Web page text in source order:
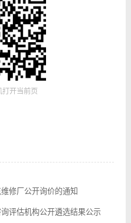
打开当前页
修厂公开询价的通知
评估机构公开遴选结果公示